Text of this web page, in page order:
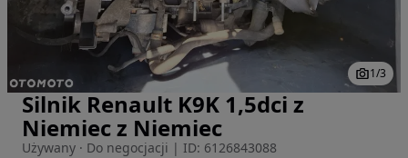
Zdjęcie 1 z 3
1/3
Silnik Renault K9K 1,5dci z
Niemiec z Niemiec
Używany · Do negocjacji | ID: 6126843088